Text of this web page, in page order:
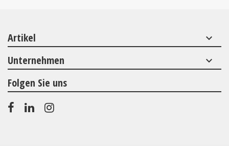
Artikel keyboard_arrow_down
Unternehmen keyboard_arrow_down
Folgen Sie uns